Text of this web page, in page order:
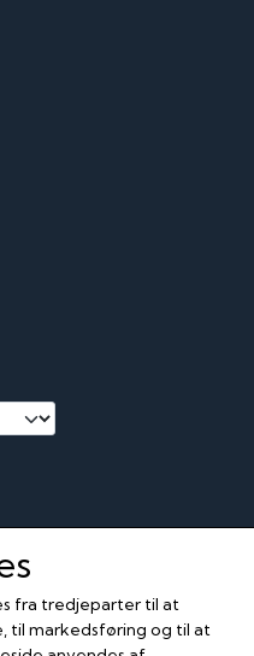
fra tredjeparter til at
til markedsføring og til at